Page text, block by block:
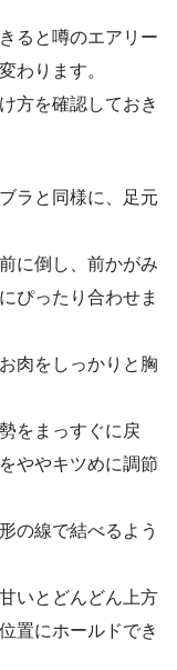
ると噂のエアリー
わります。
方を確認しておき
ラと同様に、足元
に倒し、前かがみ
ぴったり合わせま
肉をしっかりと胸
をまっすぐに戻
ややキツめに調節
の線で結べるよう
いとどんどん上方
置にホールドでき